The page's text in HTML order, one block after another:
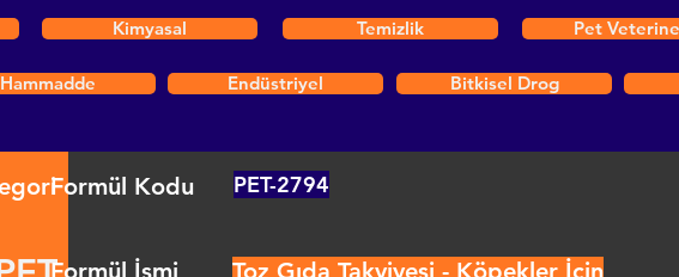
Kimyasal Temizlik Pet
Hammadde Endüstriyel Bitkisel Drog
Formül Kodu PET-2794
Formül İsmi Toz Gıda Takviyesi - Köpekler İçin